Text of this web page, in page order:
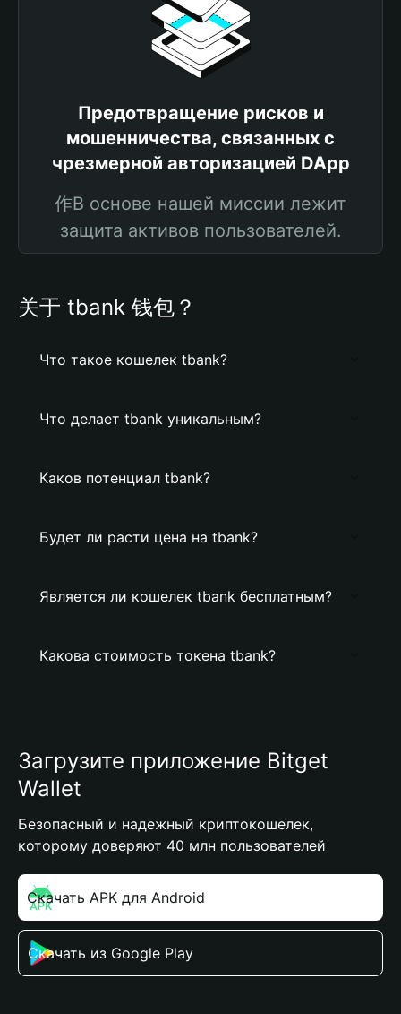
Предотвращение рисков и
мошенничества, связанных с
чрезмерной авторизацией DApp
作В основе нашей миссии лежит
защита активов пользователей.
关于 tbank 钱包？
Что такое кошелек tbank?
Что делает tbank уникальным?
Каков потенциал tbank?
Будет ли расти цена на tbank?
Является ли кошелек tbank бесплатным?
Какова стоимость токена tbank?
Загрузите приложение Bitget
Wallet
Безопасный и надежный криптокошелек,
которому доверяют 40 млн пользователей
Скачать APK для Android
Скачать из Google Play